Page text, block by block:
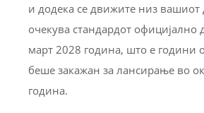
и додека се движите низ вашиот
очекува стандардот официјално
март 2028 година, што е години
беше закажан за лансирање во
година.